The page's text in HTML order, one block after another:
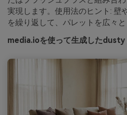
実現します。使用法のヒント: 壁
を繰り返して、パレットを広々と
media.ioを使って生成した